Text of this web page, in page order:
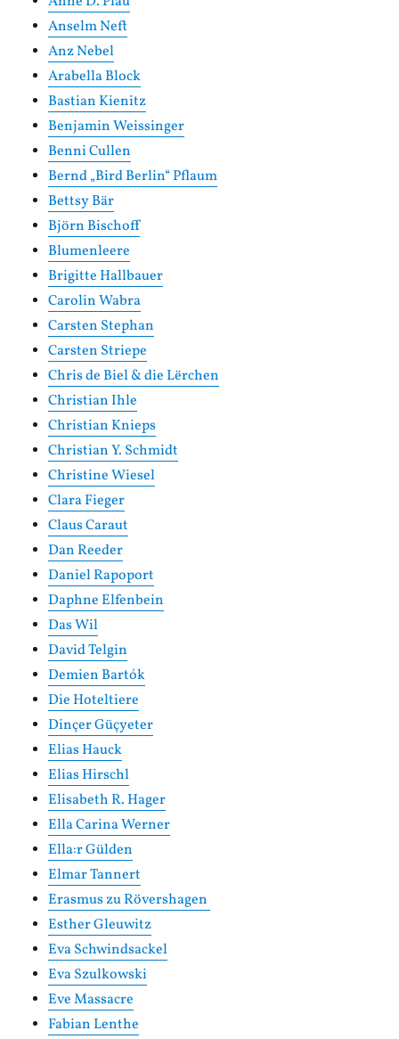
Anselm Neft
Anz Nebel
Arabella Block
Bastian Kienitz
Benjamin Weissinger
Benni Cullen
Bernd „Bird Berlin“ Pflaum
Bettsy Bär
Björn Bischoff
Blumenleere
Brigitte Hallbauer
Carolin Wabra
Carsten Stephan
Carsten Striepe
Chris de Biel & die Lërchen
Christian Ihle
Christian Knieps
Christian Y. Schmidt
Christine Wiesel
Clara Fieger
Claus Caraut
Dan Reeder
Daniel Rapoport
Daphne Elfenbein
Das Wil
David Telgin
Demien Bartók
Die Hoteltiere
Dinçer Güçyeter
Elias Hauck
Elias Hirschl
Elisabeth R. Hager
Ella Carina Werner
Ella:r Gülden
Elmar Tannert
Erasmus zu Rövershagen
Esther Gleuwitz
Eva Schwindsackel
Eva Szulkowski
Eve Massacre
Fabian Lenthe